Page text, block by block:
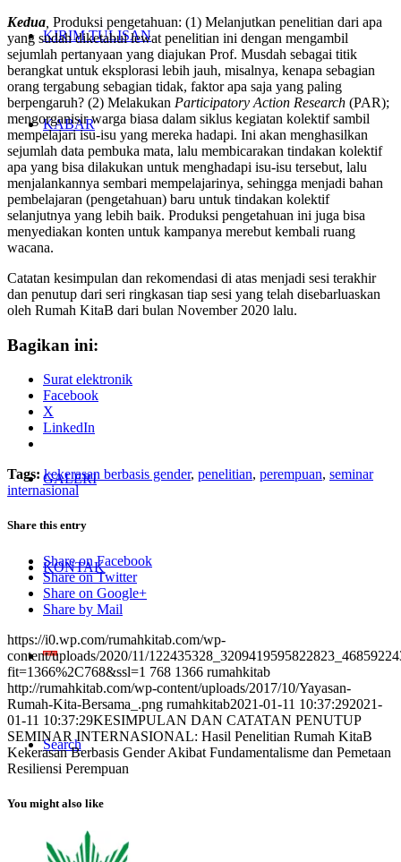
KIRIM TULISAN
KABAR
GALERI
KONTAK
Search
Kedua Produksi pengetahuan: (1) Melanjutkan penelitian dari apa
yang sudah diketahui lewat penelitian ini dengan mengambil
sejumlah pertanyaan yang diajukan Prof. Musdah sebagai titik
berangkat untuk eksplorasi lebih jauh, misalnya, kenapa sebagian
orang tergabung sebagian tidak, faktor apa saja yang paling
berpengaruh? (2) Melakukan Participatory Action Research (PAR);
mengorganisir warga biasa dalam siklus kegiatan kolektif sambil
mempelajari isu-isu yang mereka hadapi. Ini akan menghasilkan
sejumlah data pembuka mata, lalu membicarakan tindakan kolektif
apa yang bisa dilakukan untuk menghadapi isu-isu tersebut, lalu
menjalankannya sembari mempelajarinya, sehingga menjadi bahan
pembelajaran (pengetahuan) baru untuk tindakan kolektif
selanjutnya yang lebih baik. Produksi pengetahuan ini juga bisa
menyediakan konten untuk kampanya merebut kembali ruang
wacana.
Catatan kesimpulan dan rekomendasi di atas menjadi sesi terakhir
dan penutup dari seri ringkasan tiap sesi yang telah disebarluaskan
oleh Rumah KitaB dari bulan November 2020 lalu.
Bagikan ini:
Surat elektronik
Facebook
X
LinkedIn
Tags: kekerasan berbasis gender, penelitian, perempuan, seminar
internasional
Share this entry
Share on Facebook
Share on Twitter
Share on Google+
Share by Mail
https://i0.wp.com/rumahkitab.com/wp-
content/uploads/2020/11/
fit=1366%2C768&ssl=1 768 1366 rumahkitab
http://rumahkitab.com/wp-content/uploads/2017/10/Yayasan-
Rumah-Kita-Bersama_.png rumahkitab2021-01-11 10:37:292021-
01-11 10:37:29KESIMPULAN DAN CATATAN PENUTUP
SEMINAR INTERNASIONAL: Hasil Penelitian Rumah KitaB
Kekerasan Berbasis Gender Akibat Fundamentalisme dan Pemetaan
Resiliensi Perempuan
You might also like